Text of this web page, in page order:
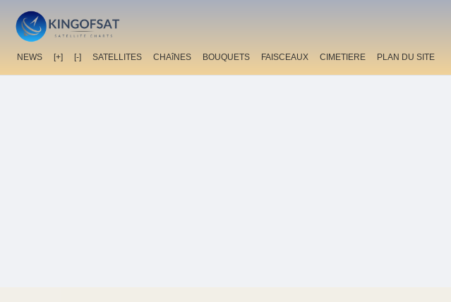
NEWS [+] [-] SATELLITES CHAîNES BOUQUETS FAISCEAUX CIMETIERE PLAN DU SITE